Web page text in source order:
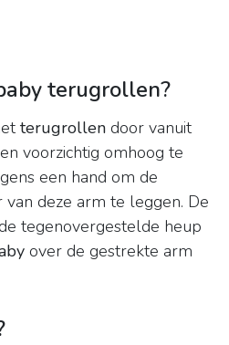
terugrollen?
terugrollen door vanuit
voorzichtig omhoog te
een hand om de
deze arm te leggen. De
tegenovergestelde heup
over de gestrekte arm